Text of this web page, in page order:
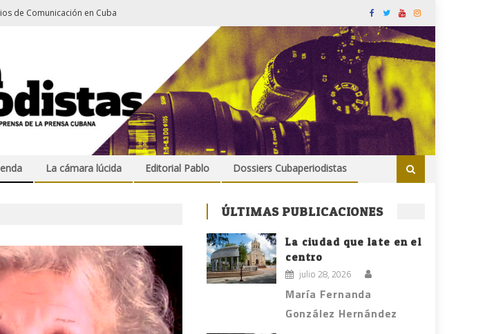
de Comunicación en Cuba
La cámara lúcida Editorial Pablo Dossiers Cubaperiodistas
ÚLTIMAS PUBLICACIONES
La ciudad que late en el
centro
julio 28, 2026
María Fernanda
González Hernández